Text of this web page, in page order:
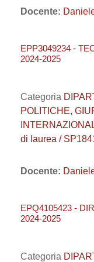
Docente:
EPP3049234 -
2024-2025
Categoria
POLITICHE,
di laurea /
Docente:
EPQ4105423 -
2024-2025
Categoria